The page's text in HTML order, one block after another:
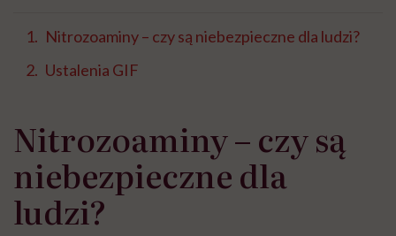
Nitrozoaminy – czy są niebezpieczne dla ludzi?
Ustalenia GIF
Nitrozoaminy – czy są
niebezpieczne dla
ludzi?